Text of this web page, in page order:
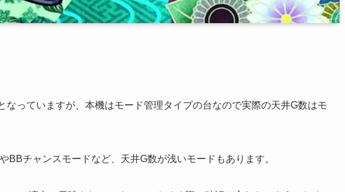
なっていますが、本機はモード管理タイプの台なので実際の天井G数はモ
BBチャンスモードなど、天井G数が浅いモードもあります。